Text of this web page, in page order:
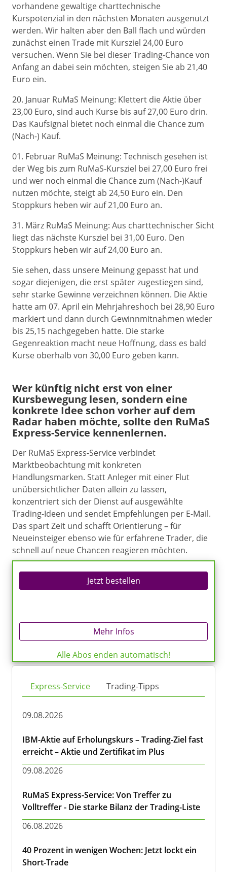
vorhandene gewaltige charttechnische
Kurspotenzial in den nächsten Monaten ausgenutzt
werden. Wir halten aber den Ball flach und würden
zunächst einen Trade mit Kursziel 24,00 Euro
versuchen. Wenn Sie bei dieser Trading-Chance von
Anfang an dabei sein möchten, steigen Sie ab 21,40
Euro ein.
20. Januar RuMaS Meinung: Klettert die Aktie über
23,00 Euro, sind auch Kurse bis auf 27,00 Euro drin.
Das Kaufsignal bietet noch einmal die Chance zum
(Nach-) Kauf.
01. Februar RuMaS Meinung: Technisch gesehen ist
der Weg bis zum RuMaS-Kursziel bei 27,00 Euro frei
und wer noch einmal die Chance zum (Nach-)Kauf
nutzen möchte, steigt ab 24,50 Euro ein. Den
Stoppkurs heben wir auf 21,00 Euro an.
31. März RuMaS Meinung: Aus charttechnischer Sicht
liegt das nächste Kursziel bei 31,00 Euro. Den
Stoppkurs heben wir auf 24,00 Euro an.
Sie sehen, dass unsere Meinung gepasst hat und
sogar diejenigen, die erst später zugestiegen sind,
sehr starke Gewinne verzeichnen können. Die Aktie
hatte am 07. April ein Mehrjahreshoch bei 28,90 Euro
markiert und dann durch Gewinnmitnahmen wieder
bis 25,15 nachgegeben hatte. Die starke
Gegenreaktion macht neue Hoffnung, dass es bald
Kurse oberhalb von 30,00 Euro geben kann.
Wer künftig nicht erst von einer
Kursbewegung lesen, sondern eine
konkrete Idee schon vorher auf dem
Radar haben möchte, sollte den RuMaS
Express-Service kennenlernen.
Der RuMaS Express-Service verbindet
Marktbeobachtung mit konkreten
Handlungsmarken. Statt Anleger mit einer Flut
unübersichtlicher Daten allein zu lassen,
konzentriert sich der Dienst auf ausgewählte
Trading-Ideen und sendet Empfehlungen per E-Mail.
Das spart Zeit und schafft Orientierung – für
Neueinsteiger ebenso wie für erfahrene Trader, die
schnell auf neue Chancen reagieren möchten.
Jetzt bestellen
Mehr Infos
Alle Abos enden automatisch!
Express-Service Trading-Tipps
09.08.2026
IBM-Aktie auf Erholungskurs – Trading-Ziel fast
erreicht – Aktie und Zertifikat im Plus
09.08.2026
RuMaS Express-Service: Von Treffer zu
Volltreffer - Die starke Bilanz der Trading-Liste
06.08.2026
40 Prozent in wenigen Wochen: Jetzt lockt ein
Short-Trade